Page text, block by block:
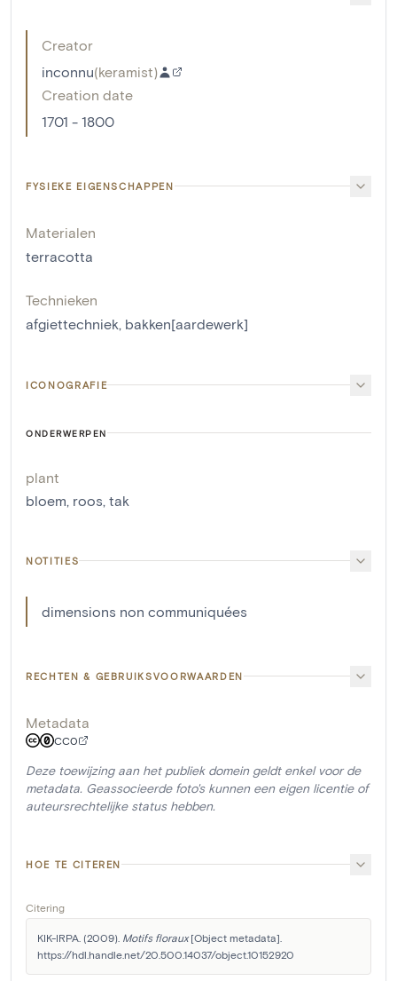
Creator
inconnu(keramist)
Creation date
1701 - 1800
FYSIEKE EIGENSCHAPPEN
Materialen
terracotta
Technieken
afgiettechniek bakken[aardewerk]
ICONOGRAFIE
ONDERWERPEN
plant
bloem roos tak
NOTITIES
dimensions non communiquées
RECHTEN & GEBRUIKSVOORWAARDEN
Metadata
CC0
Deze toewijzing aan het publiek domein geldt enkel voor de
metadata. Geassocieerde foto's kunnen een eigen licentie of
auteursrechtelijke status hebben.
HOE TE CITEREN
Citering
KIK-IRPA. (2009). Motifs floraux [Object metadata].
https://hdl.handle.net/20.500.14037/object.10152920